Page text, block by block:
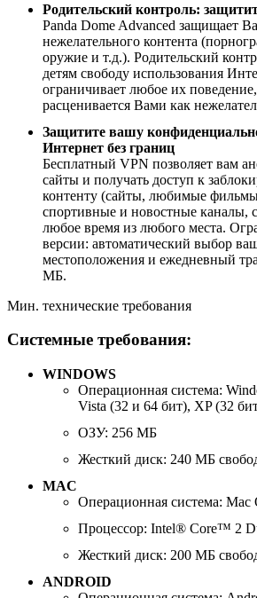
Родительский контроль:
Panda Dome Advanced защищает
нежелательного контента
оружие и т.д.). Родительский
детям свободу использования
ограничивает любое их
расценивается Вами как
Защитите вашу
Интернет без границ
Бесплатный VPN позволяет вам
сайты и получать доступ к
контенту (сайты, любимые
спортивные и новостные каналы,
любое время из любого места.
версии: автоматический выбор
местоположения и ежедневный
МБ.
Мин. технические требования
Системные требования:
WINDOWS
Операционная система:
Vista (32 и 64 бит), XP (32
ОЗУ: 256 МБ
Жесткий диск: 240 МБ
MAC
Операционная система:
Процессор: Intel® Core™ 2
Жесткий диск: 200 МБ
ANDROID